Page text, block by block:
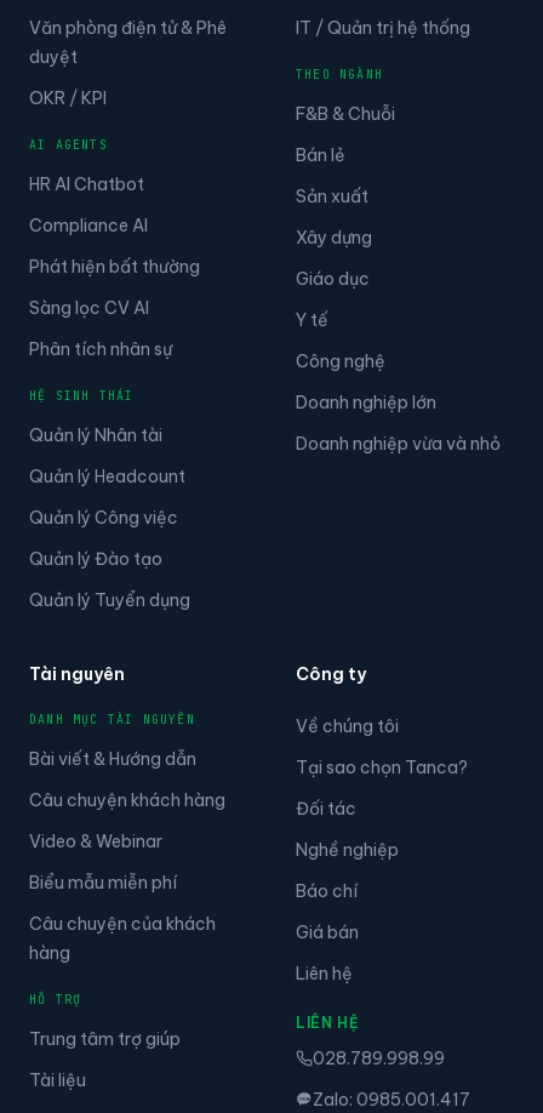
Văn phòng điện tử & Phê
duyệt
OKR / KPI
AI AGENTS
HR AI Chatbot
Compliance AI
Phát hiện bất thường
Sàng lọc CV AI
Phân tích nhân sự
HỆ SINH THÁI
Quản lý Nhân tài
Quản lý Headcount
Quản lý Công việc
Quản lý Đào tạo
Quản lý Tuyển dụng
IT / Quản trị hệ thống
THEO NGÀNH
F&B & Chuỗi
Bán lẻ
Sản xuất
Xây dựng
Giáo dục
Y tế
Công nghệ
Doanh nghiệp lớn
Doanh nghiệp vừa và nhỏ
Tài nguyên
DANH MỤC TÀI NGUYÊN
Bài viết & Hướng dẫn
Câu chuyện khách hàng
Video & Webinar
Biểu mẫu miễn phí
Câu chuyện của khách
hàng
HỖ TRỢ
Trung tâm trợ giúp
Tài liệu
Công ty
Về chúng tôi
Tại sao chọn Tanca?
Đối tác
Nghề nghiệp
Báo chí
Giá bán
Liên hệ
LIÊN HỆ
028.789.998.99
Zalo: 0985.001.417